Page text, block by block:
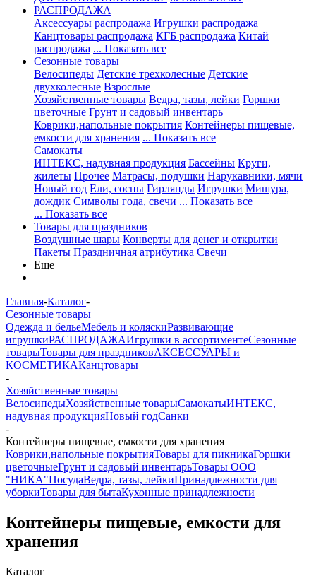
РАСПРОДАЖА
Аксессуары распродажа Игрушки распродажа
Канцтовары распродажа КГБ распродажа Китай
распродажа ... Показать все
Сезонные товары
Велосипеды Детские трехколесные Детские
двухколесные Взрослые
Хозяйственные товары Ведра, тазы, лейки Горшки
цветочные Грунт и садовый инвентарь
Коврики,напольные покрытия Контейнеры пищевые,
емкости для хранения ... Показать все
Самокаты
ИНТЕКС, надувная продукция Бассейны Круги,
жилеты Прочее Матрасы, подушки Нарукавники, мячи
Новый год Ели, сосны Гирлянды Игрушки Мишура,
дождик Символы года, свечи ... Показать все
... Показать все
Товары для праздников
Воздушные шары Конверты для денег и открытки
Пакеты Праздничная атрибутика Свечи
Еще
Главная-Каталог-
Сезонные товары
Одежда и бельеМебель и коляскиРазвивающие
игрушкиРАСПРОДАЖАИгрушки в ассортиментеСезонные
товарыТовары для праздниковАКСЕССУАРЫ и
КОСМЕТИКАКанцтовары
-
Хозяйственные товары
ВелосипедыХозяйственные товарыСамокатыИНТЕКС,
надувная продукцияНовый годСанки
-
Контейнеры пищевые, емкости для хранения
Коврики,напольные покрытияТовары для пикникаГоршки
цветочныеГрунт и садовый инвентарьТовары ООО
"НИКА"ПосудаВедра, тазы, лейкиПринадлежности для
уборкиТовары для бытаКухонные принадлежности
Контейнеры пищевые, емкости для
хранения
Каталог